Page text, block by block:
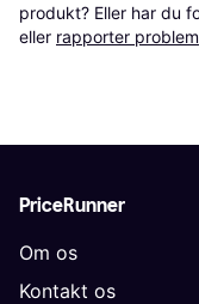
produkt? Eller har du
eller rapporter problem
PriceRunner
Om os
Kontakt os